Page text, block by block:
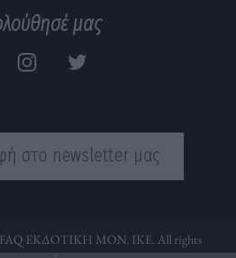
μας
στο newsletter μας
FAQ ΕΚΔΟΤΙΚΗ ΜΟΝ. ΙΚΕ. All rights